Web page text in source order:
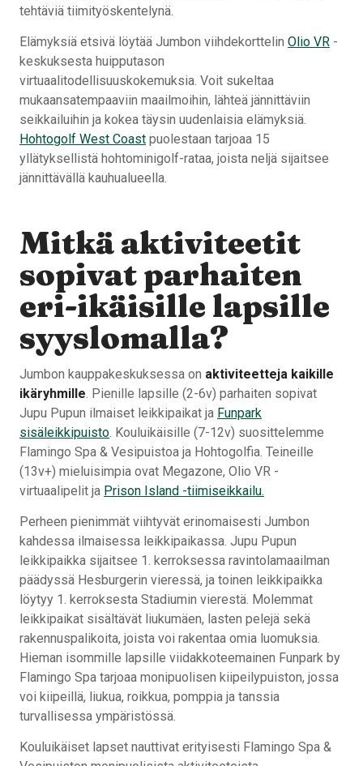
tehtäviä tiimityöskentelynä.
Elämyksiä etsivä löytää Jumbon viihdekorttelin Olio VR -
keskuksesta huipputason
virtuaalitodellisuuskokemuksia. Voit sukeltaa
mukaansatempaaviin maailmoihin, lähteä jännittäviin
seikkailuihin ja kokea täysin uudenlaisia elämyksiä.
Hohtogolf West Coast puolestaan tarjoaa 15
yllätyksellistä hohtominigolf-rataa, joista neljä sijaitsee
jännittävällä kauhualueella.
Mitkä aktiviteetit
sopivat parhaiten
eri-ikäisille lapsille
syyslomalla?
Jumbon kauppakeskuksessa on aktiviteetteja kaikille
ikäryhmille . Pienille lapsille (2-6v) parhaiten sopivat
Jupu Pupun ilmaiset leikkipaikat ja Funpark
sisäleikkipuisto . Kouluikäisille (7-12v) suosittelemme
Flamingo Spa & Vesipuistoa ja Hohtogolfia. Teineille
(13v+) mieluisimpia ovat Megazone, Olio VR -
virtuaalipelit ja Prison Island -tiimiseikkailu.
Perheen pienimmät viihtyvät erinomaisesti Jumbon
kahdessa ilmaisessa leikkipaikassa. Jupu Pupun
leikkipaikka sijaitsee 1. kerroksessa ravintolamaailman
päädyssä Hesburgerin vieressä, ja toinen leikkipaikka
löytyy 1. kerroksesta Stadiumin vierestä. Molemmat
leikkipaikat sisältävät liukumäen, lasten pelejä sekä
rakennuspalikoita, joista voi rakentaa omia luomuksia.
Hieman isommille lapsille viidakkoteemainen Funpark by
Flamingo Spa tarjoaa monipuolisen kiipeilypuiston, jossa
voi kiipeillä, liukua, roikkua, pomppia ja tanssia
turvallisessa ympäristössä.
Kouluikäiset lapset nauttivat erityisesti Flamingo Spa &